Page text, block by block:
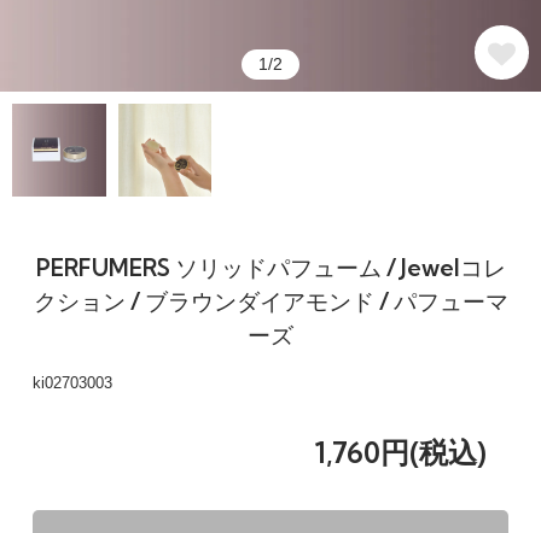
1/2
PERFUMERS ソリッドパフューム / Jewelコレ
クション / ブラウンダイアモンド / パフューマ
ーズ
ki02703003
1,760円(税込)